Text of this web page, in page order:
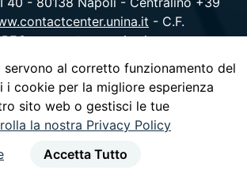
- C.F.
ateneo@pec.unina.it
youtubeinstagramfacebook
twitter
al corretto funzionamento del
cookie per la migliore esperienza
sito web o gestisci le tue
la nostra Privacy Policy
Accetta Tutto